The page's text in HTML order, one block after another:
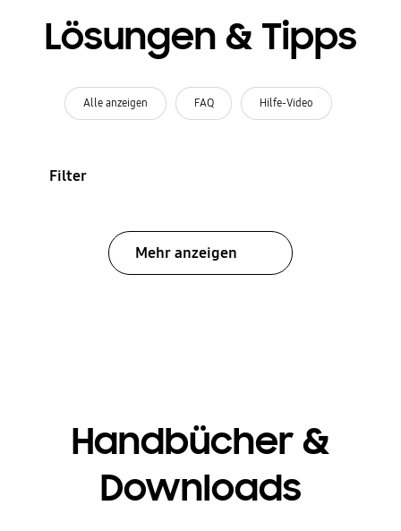
Lösungen & Tipps
Alle anzeigen FAQ Hilfe-Video
Filter
Mehr anzeigen
Handbücher &
Downloads